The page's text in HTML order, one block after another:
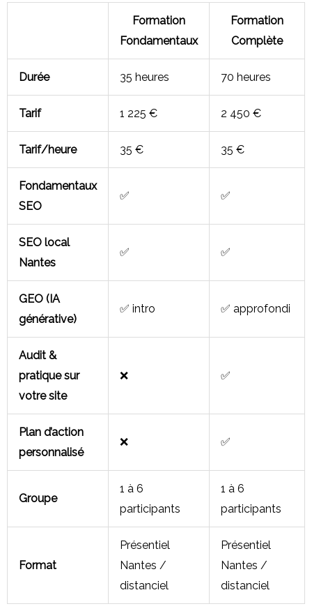
Formation
Fondamentaux
Formation
Complète
Durée 35 heures 70 heures
Tarif 1 225 € 2 450 €
Tarif/heure 35 € 35 €
Fondamentaux
SEO
✅ ✅
SEO local
Nantes
✅ ✅
GEO (IA
générative)
✅ intro ✅ approfondi
Audit &
pratique sur
votre site
❌ ✅
Plan d’action
personnalisé
❌ ✅
Groupe
1 à 6
participants
1 à 6
participants
Format
Présentiel
Nantes /
distanciel
Présentiel
Nantes /
distanciel